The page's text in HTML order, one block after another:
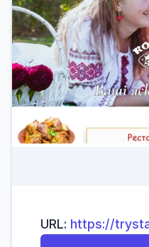
URL: https://